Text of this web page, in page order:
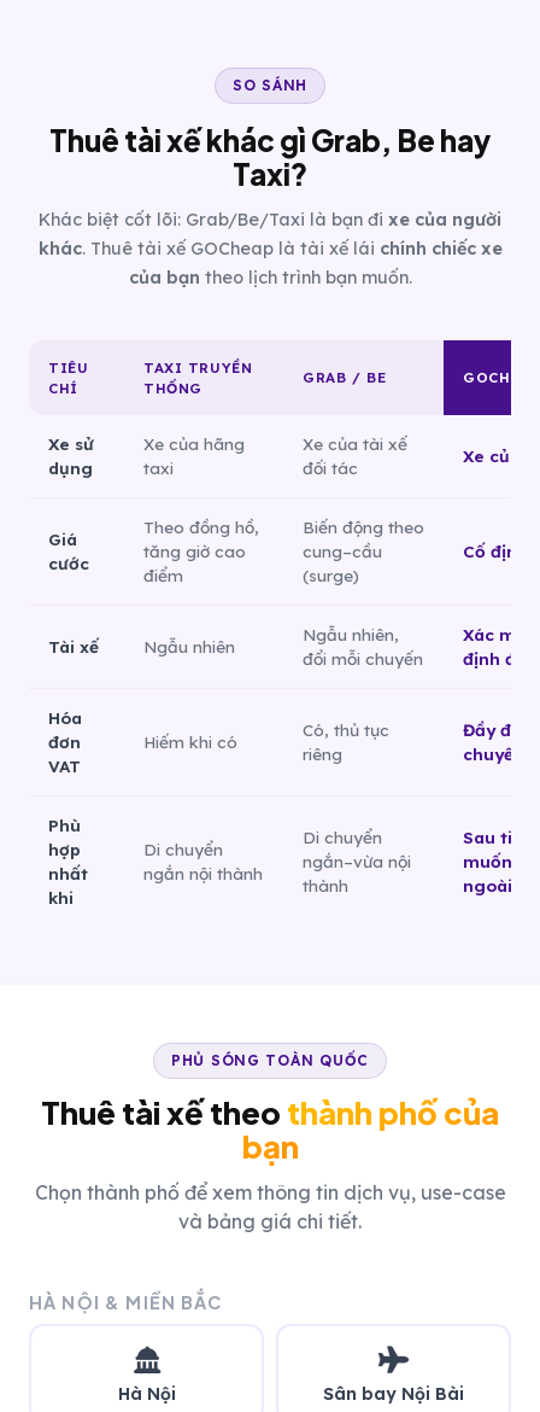
SO SÁNH
Thuê tài xế khác gì Grab, Be hay
Taxi?
Khác biệt cốt lõi: Grab/Be/Taxi là bạn đi xe của người
khác. Thuê tài xế GOCheap là tài xế lái chính chiếc xe
của bạn theo lịch trình bạn muốn.
TIÊU
CHÍ
TAXI TRUYỀN
THỐNG
GRAB / BE GOCHEAP
Xe sử
dụng
Xe của hãng
taxi
Xe của tài xế
đối tác
Xe của
Giá
cước
Theo đồng hồ,
tăng giờ cao
điểm
Biến động theo
cung–cầu
(surge)
Cố
Tài xế Ngẫu nhiên
Ngẫu nhiên,
đổi mỗi chuyến
Xác
định
Hóa
đơn
VAT
Hiếm khi có
Có, thủ tục
riêng
Đầy đủ,
chuyến
Phù
hợp
nhất
khi
Di chuyển
ngắn nội thành
Di chuyển
ngắn–vừa nội
thành
Sau
muốn
ngoài
PHỦ SÓNG TOÀN QUỐC
Thuê tài xế theo thành phố của
bạn
Chọn thành phố để xem thông tin dịch vụ, use-case
và bảng giá chi tiết.
HÀ NỘI & MIỀN BẮC
Hà Nội Sân bay Nội Bài